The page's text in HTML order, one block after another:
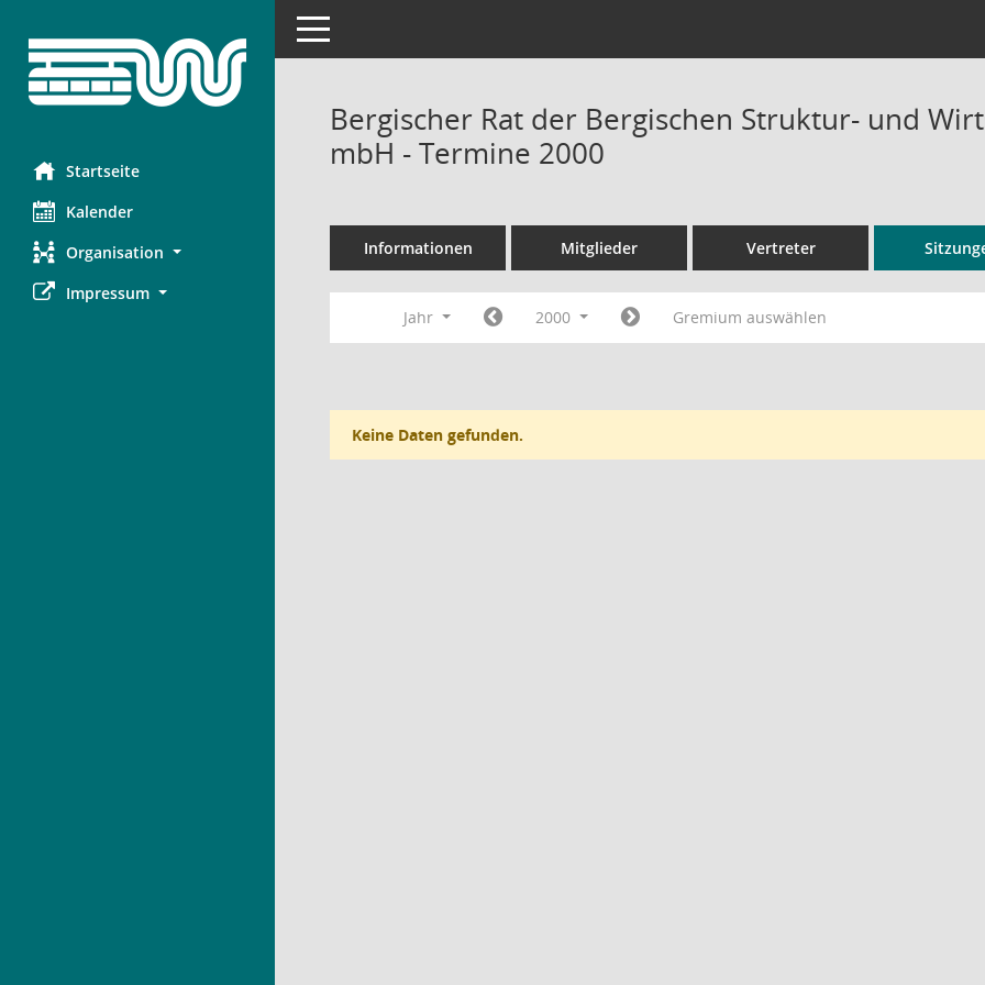
Startseite
Kalender
Organisation
Impressum
Toggle navigation
Bergischer Rat der Bergischen Struktur- und
mbH - Termine 2000
Informationen Mitglieder Vertreter
Jahr 2000 Gremium auswählen
Keine Daten gefunden.